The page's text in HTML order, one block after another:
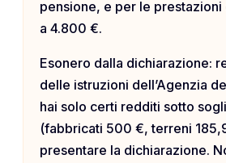
pensione, e per le
a 4.800 €.
Esonero dalla dichiarazione:
delle istruzioni dell’Agenzia
hai solo certi redditi sotto
(fabbricati 500 €, terreni
presentare la dichiarazione.